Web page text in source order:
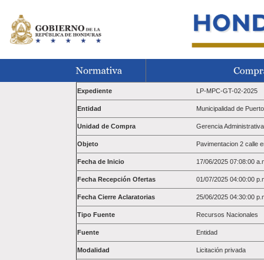
Expediente LP-MPC-GT-02-2025
Entidad Municipalidad de
Unidad de Compra Gerencia
Objeto Pavimentacion 2 calle
Fecha de Inicio 17/06/2025 07:08:00
Fecha Recepción Ofertas 01/07/2025 04:00:00
Fecha Cierre Aclaratorias 25/06/2025 04:30:00
Tipo Fuente Recursos Nacionales
Fuente Entidad
Modalidad Licitación privada